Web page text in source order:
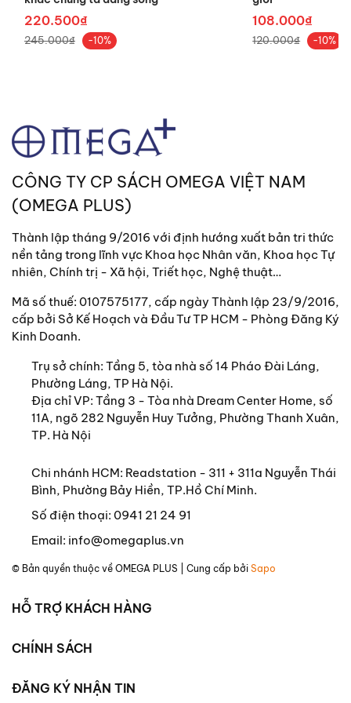
kỳ đã thu hút sự quan tâm của nhiều đối tượng.
Tác giả cũng bày tỏ sự quan tâm tới các xu hướng
xuất bản mới, dưới nhiều hình thức khác ngoài
liền với việc tổ chức hội sách Frankfurt.
VỀ TÁC GIẢ
Peter Weidhaas– Nguyên là giám đốc hội sách
Frankfurt từ thập niên 1970 đến khi nghỉ hưu. Ông
văn học từ Châu Á, Châu Phi, Châu Mỹ Latin, tổ
chức các sự kiện xuất bản mang tính đổi mới
220.500₫
245.000₫ -10%
108.000₫
120.000₫ -10%
CÔNG TY CP SÁCH OMEGA VIỆT NAM
(OMEGA PLUS)
Thành lập tháng 9/2016 với định hướng xuất bản tri thức
nền tảng trong lĩnh vực Khoa học Nhân văn, Khoa học Tự
nhiên, Chính trị - Xã hội, Triết học, Nghệ thuật…
Mã số thuế: 0107575177, cấp ngày Thành lập 23/9/2016,
cấp bởi Sở Kế Hoạch và Đầu Tư TP HCM - Phòng Đăng Ký
Kinh Doanh.
Trụ sở chính: Tầng 5, tòa nhà số 14 Pháo Đài Láng,
Phường Láng, TP Hà Nội.
Địa chỉ VP: Tầng 3 - Tòa nhà Dream Center Home, số
11A, ngõ 282 Nguyễn Huy Tưởng, Phường Thanh Xuân,
TP. Hà Nội
Chi nhánh HCM: Readstation - 311 + 311a Nguyễn Thái
Bình, Phường Bảy Hiền, TP.Hồ Chí Minh.
Số điện thoại: 0941 21 24 91
Email: info@omegaplus.vn
© Bản quyền thuộc về OMEGA PLUS | Cung cấp bởi Sapo
HỖ TRỢ KHÁCH HÀNG
CHÍNH SÁCH
ĐĂNG KÝ NHẬN TIN